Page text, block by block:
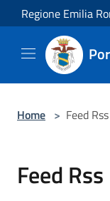
Salta al contenuto
Regione Emilia
Home > Feed Rss
Feed Rss